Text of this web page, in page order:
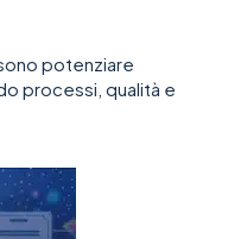
potenziare
processi, qualità e